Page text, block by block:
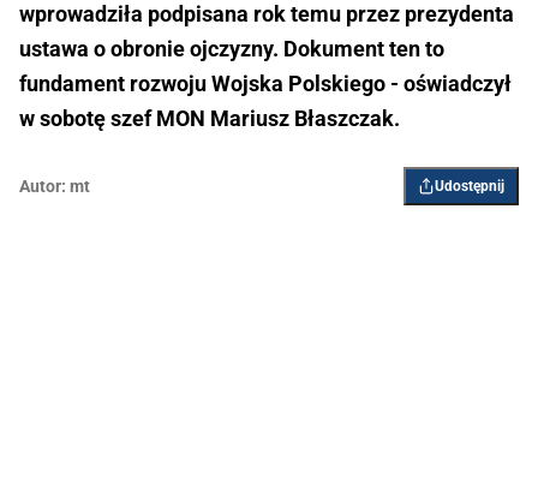
wprowadziła podpisana rok temu przez prezydenta
ustawa o obronie ojczyzny. Dokument ten to
fundament rozwoju Wojska Polskiego - oświadczył
w sobotę szef MON Mariusz Błaszczak.
Autor: mt Udostępnij